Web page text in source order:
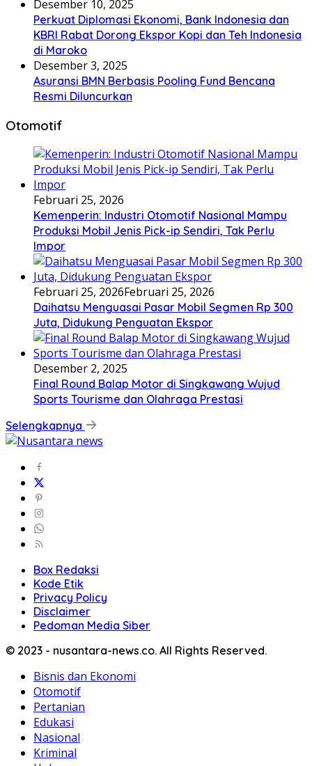
Desember 10, 2025
Perkuat Diplomasi Ekonomi, Bank Indonesia dan
KBRI Rabat Dorong Ekspor Kopi dan Teh Indonesia
di Maroko
Desember 3, 2025
Asuransi BMN Berbasis Pooling Fund Bencana
Resmi Diluncurkan
Otomotif
Februari 25, 2026
Kemenperin: Industri Otomotif Nasional Mampu
Produksi Mobil Jenis Pick-ip Sendiri, Tak Perlu
Impor
Februari 25, 2026Februari 25, 2026
Daihatsu Menguasai Pasar Mobil Segmen Rp 300
Juta, Didukung Penguatan Ekspor
Desember 2, 2025
Final Round Balap Motor di Singkawang Wujud
Sports Tourisme dan Olahraga Prestasi
Selengkapnya
Box Redaksi
Kode Etik
Privacy Policy
Disclaimer
Pedoman Media Siber
© 2023 - nusantara-news.co. All Rights Reserved.
Bisnis dan Ekonomi
Otomotif
Pertanian
Edukasi
Nasional
Kriminal